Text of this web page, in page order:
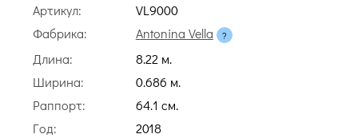
Артикул:
VL9000
Фабрика:
Antonina Vella
Длина:
8.22 м.
Ширина:
0.686 м.
Раппорт:
64.1 cм.
Год:
2018